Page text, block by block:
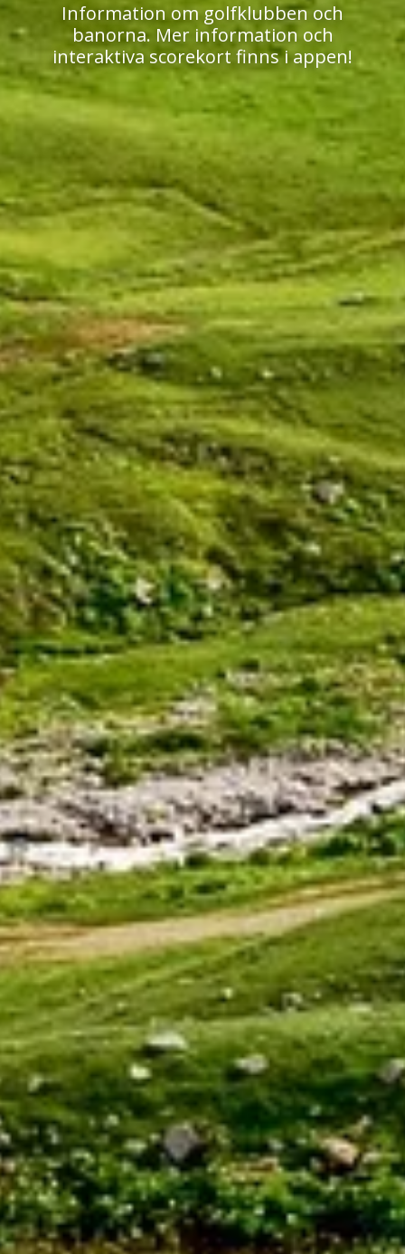
Information om golfklubben och
banorna. Mer information och
interaktiva scorekort finns i appen!